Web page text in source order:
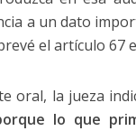
a un dato
el artículo 67
oral, la jueza
lo que